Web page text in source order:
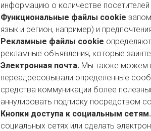
информацию о количестве
Функциональные файлы cookie
язык и регион, например) и
Рекламные файлы cookie
рекламные объявления, которые
Электронная почта. Мы также можем
переадресовывали определенные
средства коммуникации более
аннулировать подписку посредством
Кнопки доступа к социальным сетям.
социальных сетях или сделать